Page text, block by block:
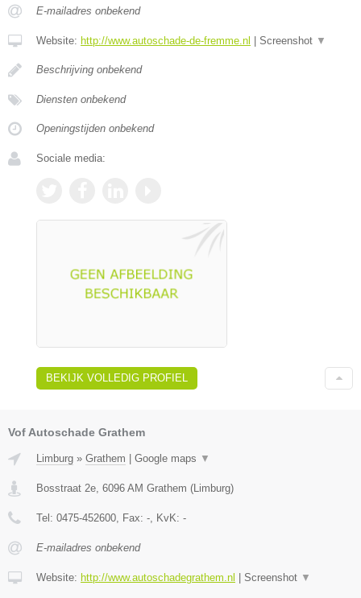
E-mailadres onbekend
Website: http://www.autoschade-de-fremme.nl Screenshot ▼
Beschrijving onbekend
Diensten onbekend
Openingstijden onbekend
Sociale media:
BEKIJK VOLLEDIG PROFIEL
Vof Autoschade Grathem
Limburg » Grathem Google maps ▼
Bosstraat 2e 6096 AM Grathem ( Limburg)
Tel: 0475-452600 , Fax: - , KvK: -
E-mailadres onbekend
Website: http://www.autoschadegrathem.nl Screenshot ▼